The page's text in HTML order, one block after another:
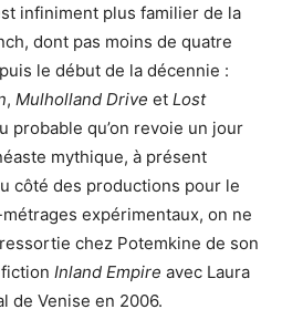
infiniment plus familier de la
dont pas moins de quatre
le début de la décennie :
, Mulholland Drive et Lost
probable qu’on revoie un jour
mythique, à présent
côté des productions pour le
expérimentaux, on ne
chez Potemkine de son
Inland Empire avec Laura
de Venise en 2006.